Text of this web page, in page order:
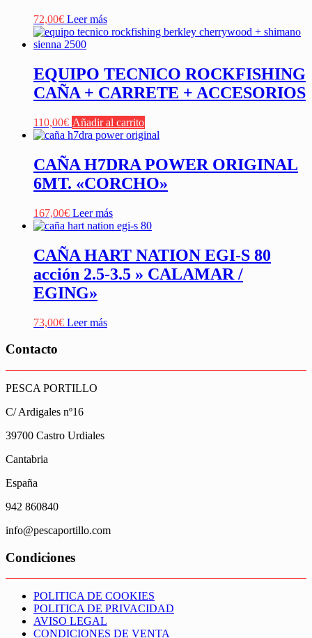
72,00€ Leer más
EQUIPO TECNICO ROCKFISHING
CAÑA + CARRETE + ACCESORIOS
110,00€ Añadir al carrito
CAÑA H7DRA POWER ORIGINAL
6MT. «CORCHO»
167,00€ Leer más
CAÑA HART NATION EGI-S 80
acción 2.5-3.5 » CALAMAR /
EGING»
73,00€ Leer más
Contacto
PESCA PORTILLO
C/ Ardigales nº16
39700 Castro Urdiales
Cantabria
España
942 860840
info@pescaportillo.com
Condiciones
POLITICA DE COOKIES
POLITICA DE PRIVACIDAD
AVISO LEGAL
CONDICIONES DE VENTA